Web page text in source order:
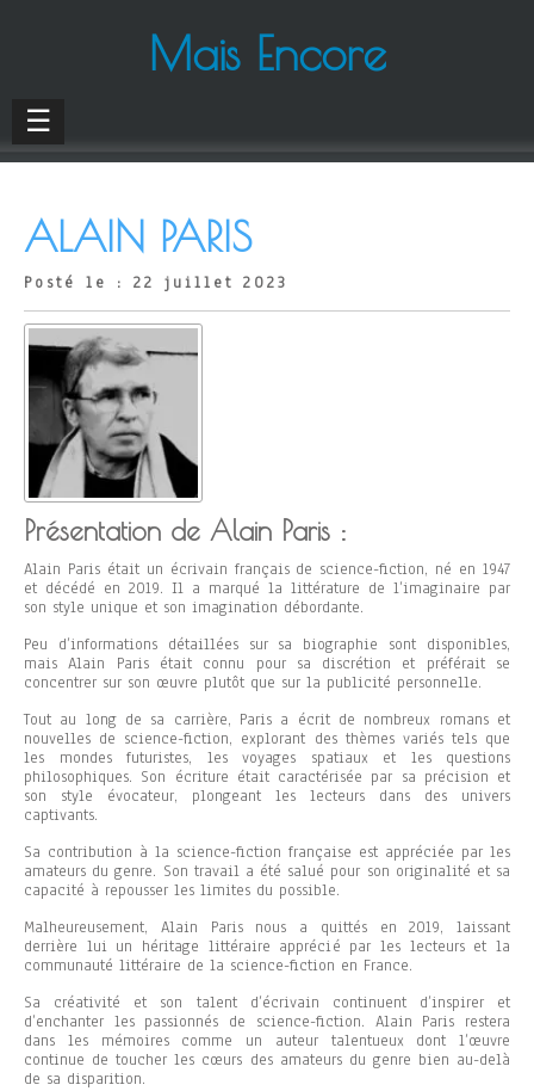
Mais Encore
☰
ALAIN PARIS
Posté le : 22 juillet 2023
Présentation de Alain Paris :
Alain Paris était un écrivain français de science-fiction, né en 1947
et décédé en 2019. Il a marqué la littérature de l’imaginaire par
son style unique et son imagination débordante.
Peu d’informations détaillées sur sa biographie sont disponibles,
mais Alain Paris était connu pour sa discrétion et préférait se
concentrer sur son œuvre plutôt que sur la publicité personnelle.
Tout au long de sa carrière, Paris a écrit de nombreux romans et
nouvelles de science-fiction, explorant des thèmes variés tels que
les mondes futuristes, les voyages spatiaux et les questions
philosophiques. Son écriture était caractérisée par sa précision et
son style évocateur, plongeant les lecteurs dans des univers
captivants.
Sa contribution à la science-fiction française est appréciée par les
amateurs du genre. Son travail a été salué pour son originalité et sa
capacité à repousser les limites du possible.
Malheureusement, Alain Paris nous a quittés en 2019, laissant
derrière lui un héritage littéraire apprécié par les lecteurs et la
communauté littéraire de la science-fiction en France.
Sa créativité et son talent d’écrivain continuent d’inspirer et
d’enchanter les passionnés de science-fiction. Alain Paris restera
dans les mémoires comme un auteur talentueux dont l’œuvre
continue de toucher les cœurs des amateurs du genre bien au-delà
de sa disparition.